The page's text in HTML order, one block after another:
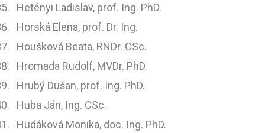
Hetényi Ladislav, prof. Ing. PhD.
Horská Elena, prof. Dr. Ing.
Houšková Beata, RNDr. CSc.
Hromada Rudolf, MVDr. PhD.
Hrubý Dušan, prof. Ing. PhD.
Huba Ján, Ing. CSc.
Hudáková Monika, doc. Ing. PhD.